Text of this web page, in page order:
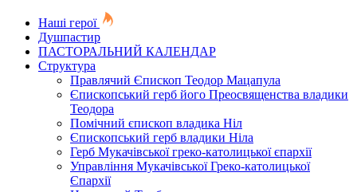
Наші герої
Душпастир
ПАСТОРАЛЬНИЙ КАЛЕНДАР
Структура
Правлячий Єпископ Теодор Мацапула
Єпископський герб його Преосвященства владики
Теодора
Помічний єпископ владика Ніл
Єпископський герб владики Ніла
Герб Мукачівської греко-католицької єпархії
Управління Мукачівської Греко-католицької
Єпархії